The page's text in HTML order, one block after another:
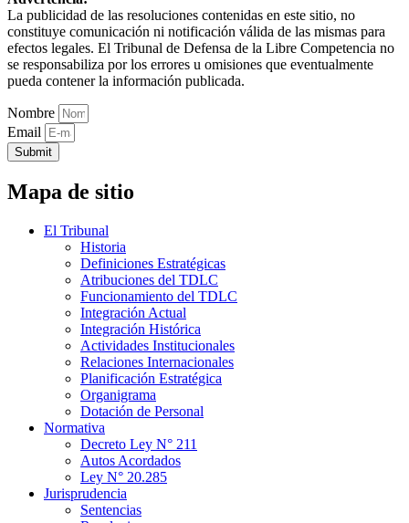
La publicidad de las resoluciones contenidas en este sitio, no
constituye comunicación ni notificación válida de las mismas para
efectos legales. El Tribunal de Defensa de la Libre Competencia no
se responsabiliza por los errores u omisiones que eventualmente
pueda contener la información publicada.
Nombre
Email
Submit
Mapa de sitio
El Tribunal
Historia
Definiciones Estratégicas
Atribuciones del TDLC
Funcionamiento del TDLC
Integración Actual
Integración Histórica
Actividades Institucionales
Relaciones Internacionales
Planificación Estratégica
Organigrama
Dotación de Personal
Normativa
Decreto Ley N° 211
Autos Acordados
Ley N° 20.285
Jurisprudencia
Sentencias